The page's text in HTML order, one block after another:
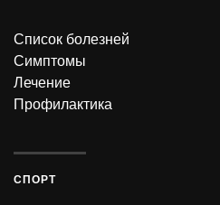
Список болезней
Симптомы
Лечение
Профилактика
СПОРТ